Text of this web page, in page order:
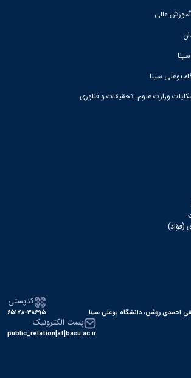
عالی
بوعلی سینا
وزارت علوم، تحقیقات و فناوری
(فؤاد)
احمدی روشن، دانشگاه بوعلی سینا
کدپستی
۶۵۱۷۸-۳۸۶۹۵
پست الکترونیک
public_relation[at]basu.ac.ir